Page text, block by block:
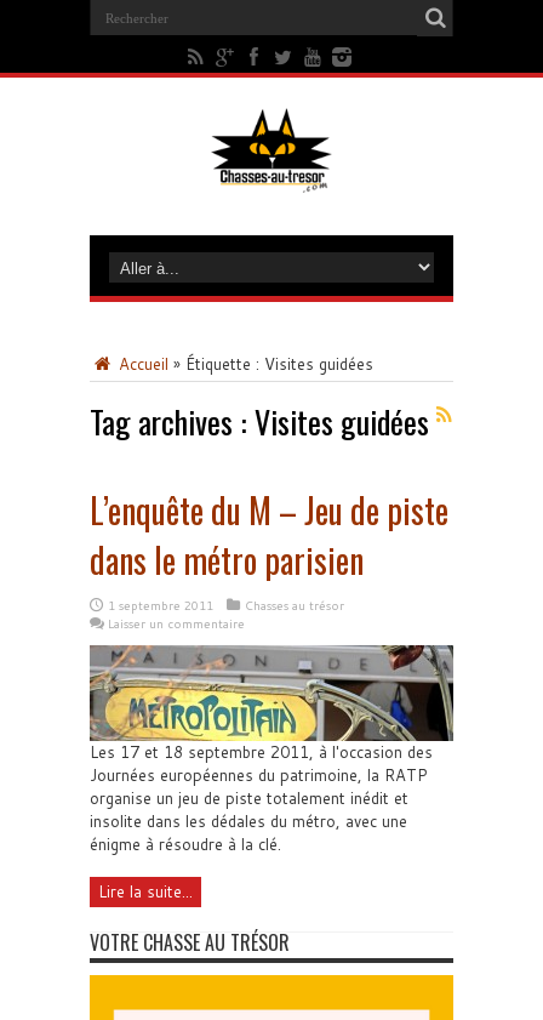
Accueil » Étiquette : Visites guidées
Tag archives :Visites guidées
L’enquête du M – Jeu de piste
dans le métro parisien
1 septembre 2011
Chasses au trésor
Laisser un commentaire
Les 17 et 18 septembre 2011, à l'occasion des
Journées européennes du patrimoine, la RATP
organise un jeu de piste totalement inédit et
insolite dans les dédales du métro, avec une
énigme à résoudre à la clé.
Lire la suite...
VOTRE CHASSE AU TRÉSOR